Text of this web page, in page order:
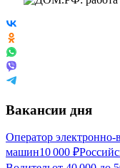
Вакансии дня
Оператор
машин10 000 ₽